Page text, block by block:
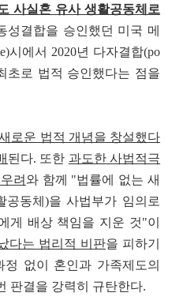
사실혼 유사 생활공동체로
성결합을 승인했던 미국 메
시에서 2020년 다자결합(po
초로 법적 승인했다는 점을
로운 법적 개념을 창설했다
된다. 또한 과도한 사법적극
려 와 함께 "법률에 없는 새
동체)을 사법부가 임의로
게 배상 책임을 지운 것"이
다는 법리적 비판을 피하기
없이 혼인과 가족제도의
판결을 강력히 규탄한다.